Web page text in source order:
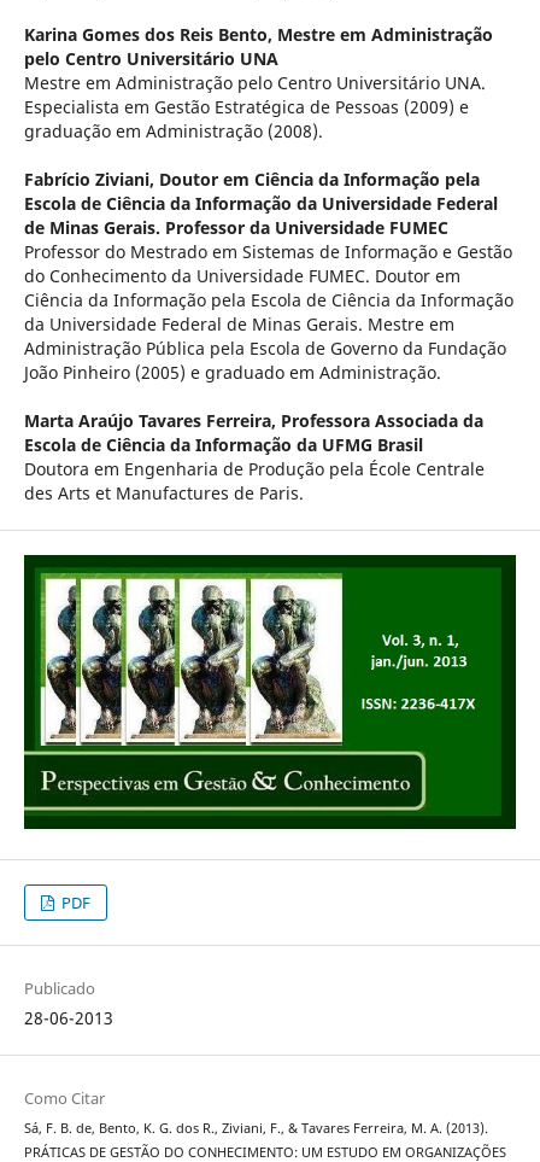
Karina Gomes dos Reis Bento, Mestre em Administração
pelo Centro Universitário UNA
Mestre em Administração pelo Centro Universitário UNA.
Especialista em Gestão Estratégica de Pessoas (2009) e
graduação em Administração (2008).
Fabrício Ziviani, Doutor em Ciência da Informação pela
Escola de Ciência da Informação da Universidade Federal
de Minas Gerais. Professor da Universidade FUMEC
Professor do Mestrado em Sistemas de Informação e Gestão
do Conhecimento da Universidade FUMEC. Doutor em
Ciência da Informação pela Escola de Ciência da Informação
da Universidade Federal de Minas Gerais. Mestre em
Administração Pública pela Escola de Governo da Fundação
João Pinheiro (2005) e graduado em Administração.
Marta Araújo Tavares Ferreira, Professora Associada da
Escola de Ciência da Informação da UFMG Brasil
Doutora em Engenharia de Produção pela École Centrale
des Arts et Manufactures de Paris.
PDF
Publicado
28-06-2013
Como Citar
Sá, F. B. de, Bento, K. G. dos R., Ziviani, F., & Tavares Ferreira, M. A. (2013).
PRÁTICAS DE GESTÃO DO CONHECIMENTO: UM ESTUDO EM ORGANIZAÇÕES